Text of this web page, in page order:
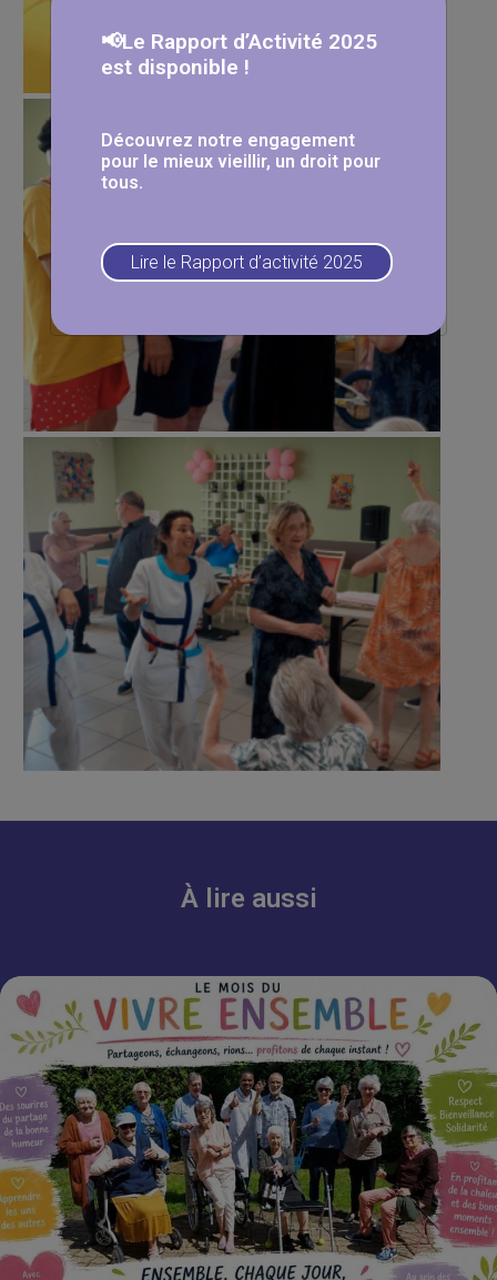
À lire aussi
📢Le Rapport d’Activité 2025
est disponible !
Découvrez notre engagement
pour le mieux vieillir, un droit pour
tous.
Lire le Rapport d’activité 2025